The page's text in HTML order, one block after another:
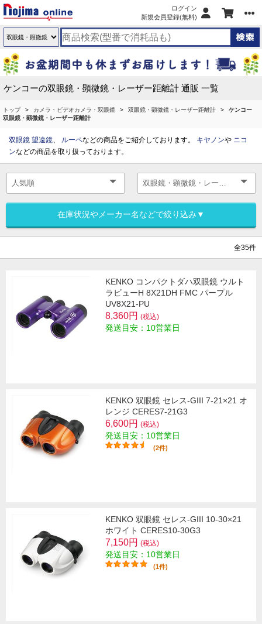
ログイン
新規会員登録(無料)
ケンコーの双眼鏡・顕微鏡・レーザー距離計 通販 一覧
トップ カメラ・ビデオカメラ・双眼鏡 双眼鏡・顕微鏡・レーザー距離計
ケンコー
双眼鏡・顕微鏡・レーザー距離計
双眼鏡 望遠鏡、 ルーペなどの商品をご紹介しております。 キヤノンや ニコ
ンなどの商品を取り扱っております。
在庫状況やメーカー名などで絞り込み▼
全35件
KENKO コンパクトダハ双眼鏡 ウルト
ラビューH 8X21DH FMC パープル
UV8X21-PU
8,360円 (税込)
発送目安：10営業日
KENKO 双眼鏡 セレス-GIII 7-21×21 オ
レンジ CERES7-21G3
6,600円 (税込)
発送目安：10営業日
(2件)
KENKO 双眼鏡 セレス-GIII 10-30×21
ホワイト CERES10-30G3
7,150円 (税込)
発送目安：10営業日
(1件)